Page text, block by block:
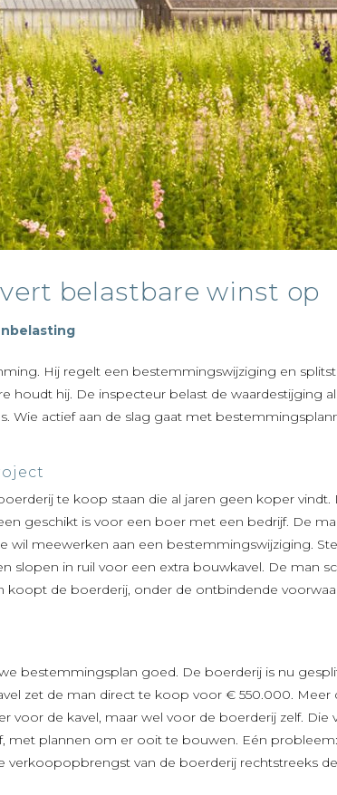
belastbare winst op
Hij regelt een bestemmingswijziging en
houdt hij. De inspecteur belast de waardestijging
Wie actief aan de slag gaat met
te koop staan die al jaren geen koper vindt.
geschikt is voor een boer met een bedrijf. De
meewerken aan een bestemmingswijziging.
slopen in ruil voor een extra bouwkavel. De man
koopt de boerderij, onder de ontbindende
bestemmingsplan goed. De boerderij is nu
zet de man direct te koop voor € 550.000. Meer
voor de kavel, maar wel voor de boerderij zelf. Die
met plannen om er ooit te bouwen. Eén
verkoopopbrengst van de boerderij rechtstreeks